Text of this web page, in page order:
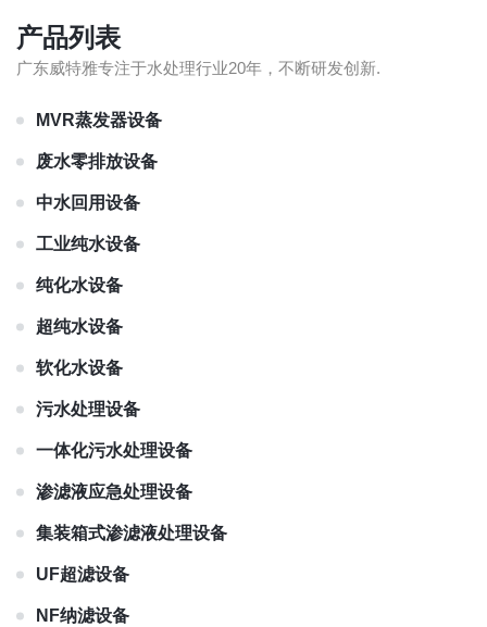
产品列表
广东威特雅专注于水处理行业20年，不断研发创新.
MVR蒸发器设备
废水零排放设备
中水回用设备
工业纯水设备
纯化水设备
超纯水设备
软化水设备
污水处理设备
一体化污水处理设备
渗滤液应急处理设备
集装箱式渗滤液处理设备
UF超滤设备
NF纳滤设备